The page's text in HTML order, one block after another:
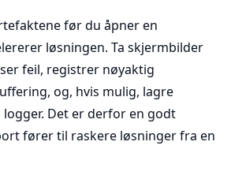
før du åpner en
løsningen. Ta skjermbilder
feil, registrer nøyaktig
og, hvis mulig, lagre
logger. Det er derfor en godt
fører til raskere løsninger fra en